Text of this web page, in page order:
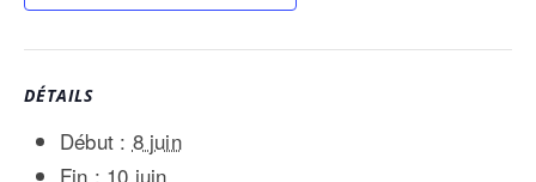
DÉTAILS
Début : 8 juin
Fin : 10 juin